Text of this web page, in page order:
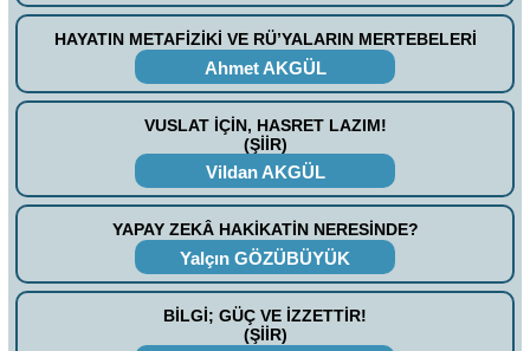
HAYATIN METAFİZİKİ VE RÜ’YALARIN MERTEBELERİ
Ahmet AKGÜL
VUSLAT İÇİN, HASRET LAZIM!
(ŞİİR)
Vildan AKGÜL
YAPAY ZEKÂ HAKİKATİN NERESİNDE?
Yalçın GÖZÜBÜYÜK
BİLGİ; GÜÇ VE İZZETTİR!
(ŞİİR)